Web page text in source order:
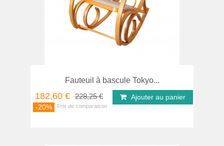
Fauteuil à bascule Tokyo...
182,60 € 228,25 €
-20%
Ajouter au panier